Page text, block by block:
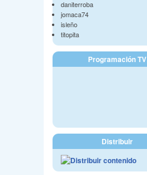
daniterroba
jomaca74
isleño
titopita
Programación TV
Distribuir